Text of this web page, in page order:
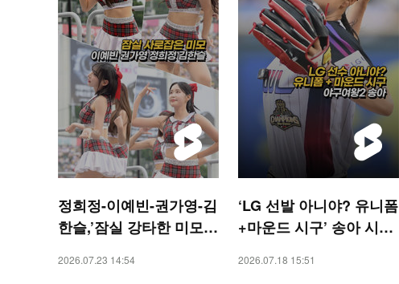
정희정-이예빈-권가영-김
한슬,’잠실 강타한 미모’
2026.07.23 14:54
‘LG 선발 아니야? 유니폼
+마운드 시구’ 송아 시구
2026.07.18 15:51